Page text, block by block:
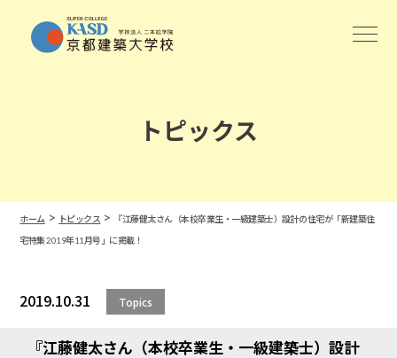
トピックス
ホーム > トピックス >
『江藤健太さん（本校卒業生・一級建築士）設計の住宅が「新建築住
宅特集 2019年11月号」に掲載！
2019.10.31 Topics
『江藤健太さん（本校卒業生・一級建築士）設計